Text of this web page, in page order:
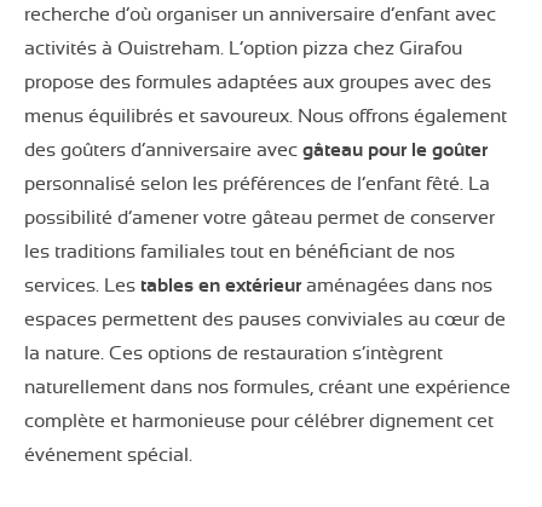
recherche d’où organiser un anniversaire d’enfant avec
activités à Ouistreham. L’option pizza chez Girafou
propose des formules adaptées aux groupes avec des
menus équilibrés et savoureux. Nous offrons également
des goûters d’anniversaire avec gâteau pour le goûter
personnalisé selon les préférences de l’enfant fêté. La
possibilité d’amener votre gâteau permet de conserver
les traditions familiales tout en bénéficiant de nos
services. Les tables en extérieuraménagées dans nos
espaces permettent des pauses conviviales au cœur de
la nature. Ces options de restauration s’intègrent
naturellement dans nos formules, créant une expérience
complète et harmonieuse pour célébrer dignement cet
événement spécial.